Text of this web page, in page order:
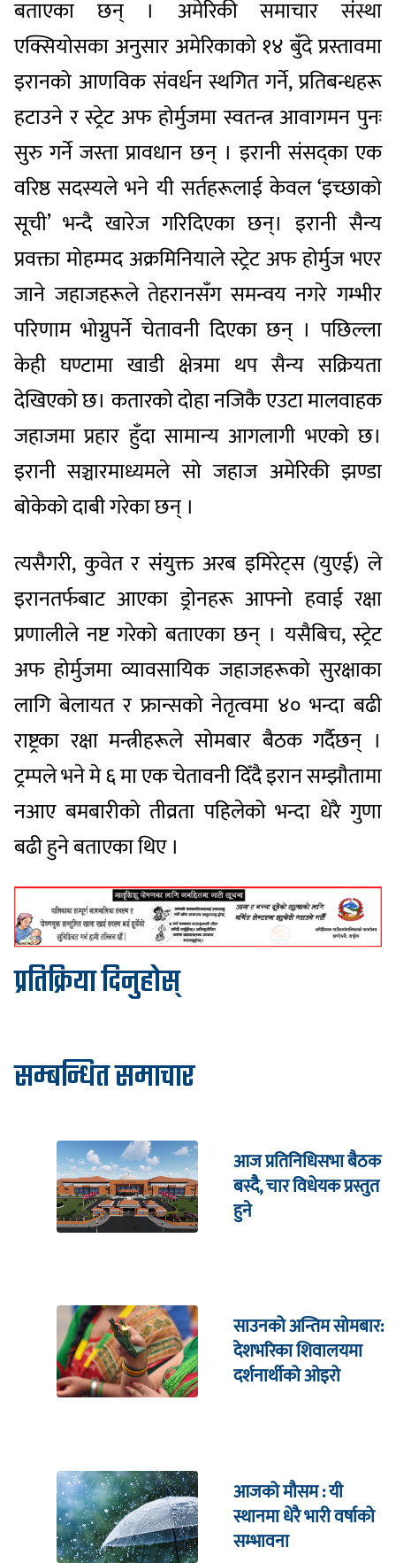
बताएका छन् । अमेरिकी समाचार संस्था
एक्सियोसका अनुसार अमेरिकाको १४ बुँदे प्रस्तावमा
इरानको आणविक संवर्धन स्थगित गर्ने, प्रतिबन्धहरू
हटाउने र स्ट्रेट अफ होर्मुजमा स्वतन्त्र आवागमन पुनः
सुरु गर्ने जस्ता प्रावधान छन् । इरानी संसद्का एक
वरिष्ठ सदस्यले भने यी सर्तहरूलाई केवल ‘इच्छाको
सूची’ भन्दै खारेज गरिदिएका छन्। इरानी सैन्य
प्रवक्ता मोहम्मद अक्रमिनियाले स्ट्रेट अफ होर्मुज भएर
जाने जहाजहरूले तेहरानसँग समन्वय नगरे गम्भीर
परिणाम भोग्नुपर्ने चेतावनी दिएका छन् । पछिल्ला
केही घण्टामा खाडी क्षेत्रमा थप सैन्य सक्रियता
देखिएको छ। कतारको दोहा नजिकै एउटा मालवाहक
जहाजमा प्रहार हुँदा सामान्य आगलागी भएको छ।
इरानी सञ्चारमाध्यमले सो जहाज अमेरिकी झण्डा
बोकेको दाबी गरेका छन् ।
त्यसैगरी, कुवेत र संयुक्त अरब इमिरेट्स (युएई) ले
इरानतर्फबाट आएका ड्रोनहरू आफ्नो हवाई रक्षा
प्रणालीले नष्ट गरेको बताएका छन् । यसैबिच, स्ट्रेट
अफ होर्मुजमा व्यावसायिक जहाजहरूको सुरक्षाका
लागि बेलायत र फ्रान्सको नेतृत्वमा ४० भन्दा बढी
राष्ट्रका रक्षा मन्त्रीहरूले सोमबार बैठक गर्दैछन् ।
ट्रम्पले भने मे ६ मा एक चेतावनी दिँदै इरान सम्झौतामा
नआए बमबारीको तीव्रता पहिलेको भन्दा धेरै गुणा
बढी हुने बताएका थिए ।
प्रतिक्रिया दिनुहोस्
सम्बन्धित समाचार
आज प्रतिनिधिसभा बैठक
बस्दैै, चार विधेयक प्रस्तुत
हुने
साउनको अन्तिम सोमबार:
देशभरिका शिवालयमा
दर्शनार्थीको ओइरो
आजको मौसम : यी
स्थानमा धेरै भारी वर्षाको
सम्भावना